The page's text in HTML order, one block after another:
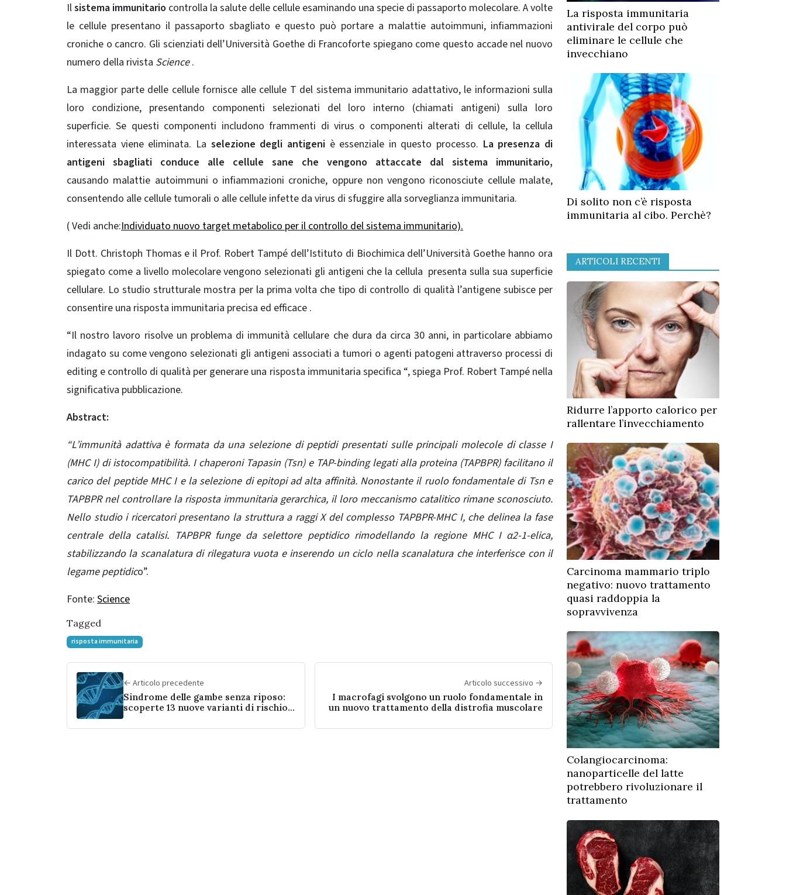
Ilsistema immunitario controlla la salute delle cellule esaminando una specie di passaporto molecolare. A volte
le cellule presentano il passaporto sbagliato e questo può portare a malattie autoimmuni, infiammazioni
croniche o cancro. Gli scienziati dell’Università Goethe di Francoforte spiegano come questo accade nel nuovo
numero della rivista Science.
La maggior parte delle cellule fornisce alle cellule T del sistema immunitario adattativo, le informazioni sulla
loro condizione, presentando componenti selezionati del loro interno (chiamati antigeni) sulla loro
superficie. Se questi componenti includono frammenti di virus o componenti alterati di cellule, la cellula
interessata viene eliminata. La selezione degli antigeniè essenziale in questo processo. La presenza di
antigeni sbagliati conduce alle cellule sane che vengono attaccate dal sistema immunitario,
causando malattie autoimmuni o infiammazioni croniche, oppure non vengono riconosciute cellule malate,
consentendo alle cellule tumorali o alle cellule infette da virus di sfuggire alla sorveglianza immunitaria.
( Vedi anche:Individuato nuovo target metabolico per il controllo del sistema immunitario).
Il Dott. Christoph Thomas e il Prof. Robert Tampé dell’Istituto di Biochimica dell’Università Goethe hanno ora
spiegato come a livello molecolare vengono selezionati gli antigeni che la cellula presenta sulla sua superficie
cellulare. Lo studio strutturale mostra per la prima volta che tipo di controllo di qualità l’antigene subisce per
consentire una risposta immunitaria precisa ed efficace .
“Il nostro lavoro risolve un problema di immunità cellulare che dura da circa 30 anni, in particolare abbiamo
indagato su come vengono selezionati gli antigeni associati a tumori o agenti patogeni attraverso processi di
editing e controllo di qualità per generare una risposta immunitaria specifica “, spiega Prof. Robert Tampé nella
significativa pubblicazione.
Abstract:
“L’immunità adattiva è formata da una selezione di peptidi presentati sulle principali molecole di classe I
(MHC I) di istocompatibilità. I chaperoni Tapasin (Tsn) e TAP-binding legati alla proteina (TAPBPR) facilitano il
carico del peptide MHC I e la selezione di epitopi ad alta affinità. Nonostante il ruolo fondamentale di Tsn e
TAPBPR nel controllare la risposta immunitaria gerarchica, il loro meccanismo catalitico rimane sconosciuto.
Nello studio i ricercatori presentano la struttura a raggi X del complesso TAPBPR-MHC I, che delinea la fase
centrale della catalisi. TAPBPR funge da selettore peptidico rimodellando la regione MHC I α2-1-elica,
stabilizzando la scanalatura di rilegatura vuota e inserendo un ciclo nella scanalatura che interferisce con il
legame peptidico”.
Fonte: Science
Tagged
risposta immunitaria
← Articolo precedente
Sindrome delle gambe senza riposo:
scoperte 13 nuove varianti di rischio
Articolo successivo →
I macrofagi svolgono un ruolo fondamentale in
un nuovo trattamento della distrofia muscolare
La risposta immunitaria
antivirale del corpo può
eliminare le cellule che
invecchiano
Di solito non c’è risposta
immunitaria al cibo. Perchè?
ARTICOLI RECENTI
Ridurre l’apporto calorico per
rallentare l’invecchiamento
Carcinoma mammario triplo
negativo: nuovo trattamento
quasi raddoppia la
sopravvivenza
Colangiocarcinoma:
nanoparticelle del latte
potrebbero rivoluzionare il
trattamento